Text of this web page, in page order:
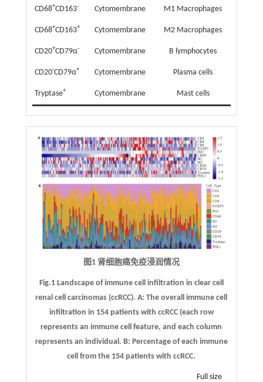
CD68+CD163- Cytomembrane M1 Macrophages
CD68+CD163+ Cytomembrane M2 Macrophages
CD20+CD79α- Cytomembrane B lymphocytes
CD20-CD79α+ Cytomembrane Plasma cells
Tryptase+ Cytomembrane Mast cells
图1 肾细胞癌免疫浸润情况
Fig.1 Landscape of immune cell infiltration in clear cell
renal cell carcinomas (ccRCC).A: The overall immune cell
infiltration in 154 patients with ccRCC (each row
represents an immune cell feature, and each column
represents an individual. B: Percentage of each immune
cell from the 154 patients with ccRCC.
Full size